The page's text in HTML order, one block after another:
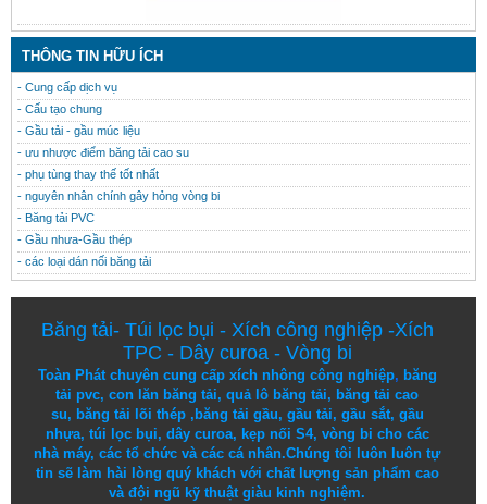
THÔNG TIN HỮU ÍCH
- Cung cấp dịch vụ
- Cấu tạo chung
- Gầu tải - gầu múc liệu
- ưu nhược điểm băng tải cao su
- phụ tùng thay thế tốt nhất
- nguyên nhân chính gây hỏng vòng bi
- Băng tải PVC
- Gầu nhưa-Gầu thép
- các loại dán nối băng tải
Băng tải- Túi lọc bụi - Xích công nghiệp-Xích
TPC - Dây curoa- Vòng bi
Toàn Phát chuyên cung cấp xích nhông công nghiệp, băng
tải pvc,con lăn băng tải,quả lô băng tải, băng tải cao
su, băng tải lõi thép, băng tải gầu, gầu tải, gầu sắt, gầu
nhựa, túi lọc bụi, dây curoa, kẹp nối S4, vòng bi cho các
nhà máy, các tổ chức và các cá nhân.Chúng tôi luôn luôn tự
tin sẽ làm hài lòng quý khách với chất lượng sảnphẩm cao
vàđội ngũ kỹ thuậtgiàu kinh nghiệm.